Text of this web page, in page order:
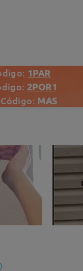
1PAR
2POR1
MAS
)